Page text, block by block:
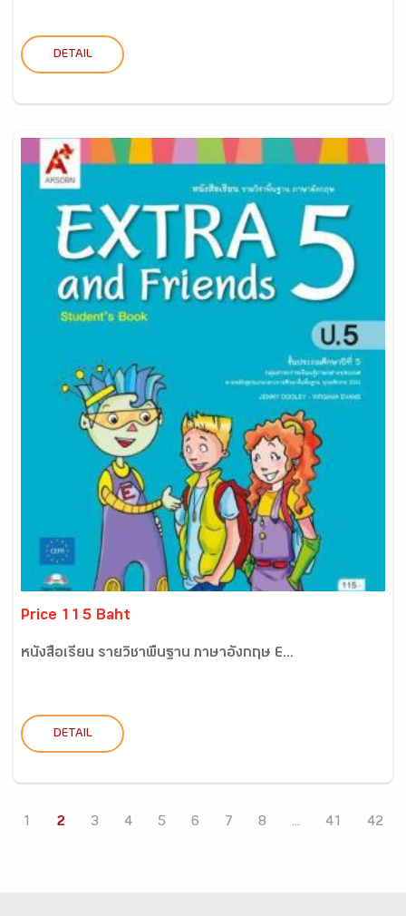
DETAIL
Price 115 Baht
หนังสือเรียน รายวิชาพื้นฐาน ภาษาอังกฤษ E...
DETAIL
1 2 3 4 5 6 7 8 ... 41 42